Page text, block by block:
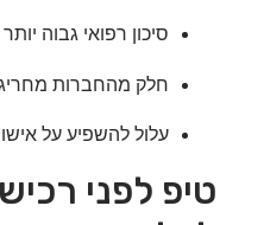
סיכון רפואי גבוה יותר
חלק מהחברות מחריגות
עלול להשפיע על אישור
לפני רכישת